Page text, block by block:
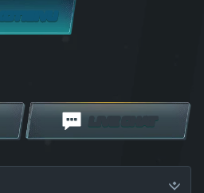
KOTISIVU
LIVE CHAT